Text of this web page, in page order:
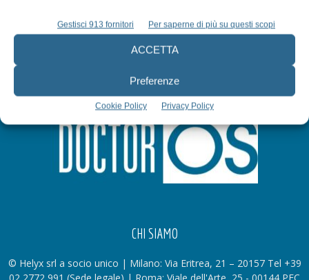
Gestisci 913 fornitori Per saperne di più su questi scopi
ACCETTA
Preferenze
Cookie Policy Privacy Policy
CHI SIAMO
© Helyx srl a socio unico | Milano: Via Eritrea, 21 – 20157 Tel +39